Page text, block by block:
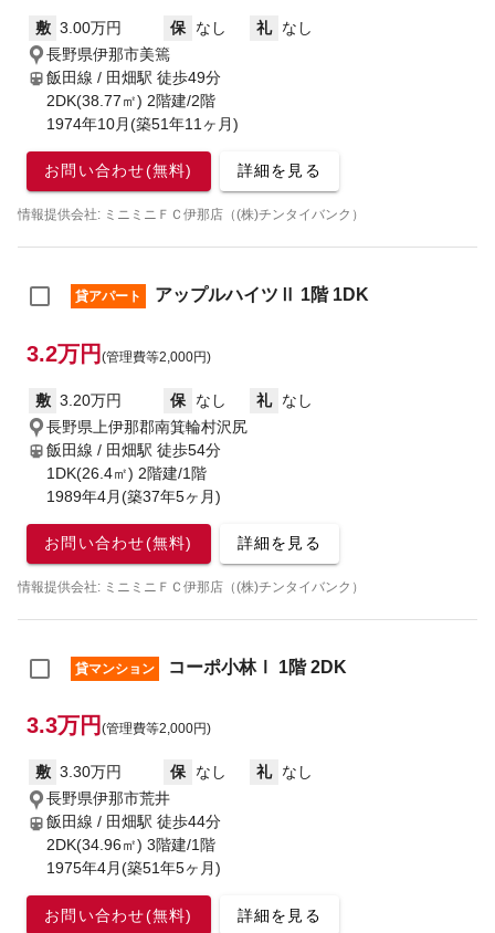
敷 3.00万円 保 なし 礼
なし
長野県伊那市美篶
飯田線 / 田畑駅 徒歩49分
2DK(38.77㎡) 2階建/2階
1974年10月(築51年11ヶ月)
お問い合わせ(無料) 詳細を見る
情報提供会社: ミニミニＦＣ伊那店（(株)チンタイバンク）
貸アパート アップルハイツⅡ 1階 1DK
3.2万円 (管理費等2,000円)
敷 3.20万円 保 なし 礼
なし
長野県上伊那郡南箕輪村沢尻
飯田線 / 田畑駅 徒歩54分
1DK(26.4㎡) 2階建/1階
1989年4月(築37年5ヶ月)
お問い合わせ(無料) 詳細を見る
情報提供会社: ミニミニＦＣ伊那店（(株)チンタイバンク）
貸マンション コーポ小林Ⅰ 1階 2DK
3.3万円 (管理費等2,000円)
敷 3.30万円 保 なし 礼
なし
長野県伊那市荒井
飯田線 / 田畑駅 徒歩44分
2DK(34.96㎡) 3階建/1階
1975年4月(築51年5ヶ月)
お問い合わせ(無料) 詳細を見る